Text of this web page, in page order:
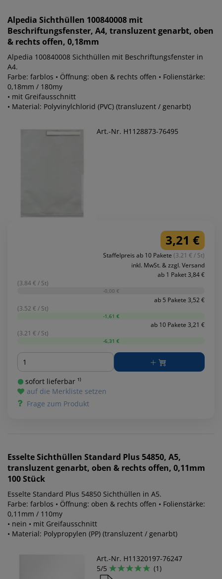
Alpedia Sichthüllen 100840008 mit
Beschriftungsfenster, A4, transluzent genarbt, oben
& rechts offen, 0,18mm
Alpedia 100840008 Sichthüllen mit Beschriftungsfenster in
A4.
Farbe: farblos • Öffnung: oben & rechts offen • Folienstärke:
0,18mm / 180my
• mit Greifausschnitt
• Material: Polyvinylchlorid (PVC) (transluzent / genarbt)
Art.-Nr. H1128873-76495
3,21 €
Staffelpreis ab 10 Pakete (3.21 € / St)
inkl. MwSt. & zzgl. Versand
ab 1 Paket 3,84 €
(3.84 € / St)
-0,00 €
ab 5 Pakete 3,52 €
(3.52 € / St)
-1,61 €
ab 10 Pakete 3,21 €
(3.21 € / St)
-6,31 €
Menge
sofort lieferbar ¹⁾
auf die Merkliste setzen
Frage zum Produkt
EsselteSichthüllen Standard Plus 54850, A5,
transluzent genarbt, oben & rechts offen, 0,11mm
100 Stück
Esselte Standard Plus 54850 Sichthüllen in A5.
Farbe: farblos • Öffnung: oben & rechts offen • Folienstärke:
0,11mm / 110my
• nein • mit Greifausschnitt
• Material: Polypropylen (PP) (transluzent / genarbt)
Art.-Nr. H11320197-76247
5/5
(1)